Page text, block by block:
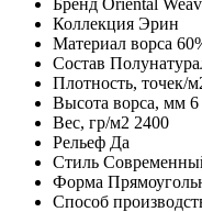
Коллекция Эрин
Материал ворса
Состав
Плотность, точек/
Высота ворса, мм 6
Вес, гр/м2 2400
Рельеф Да
Стиль
Форма
Способ